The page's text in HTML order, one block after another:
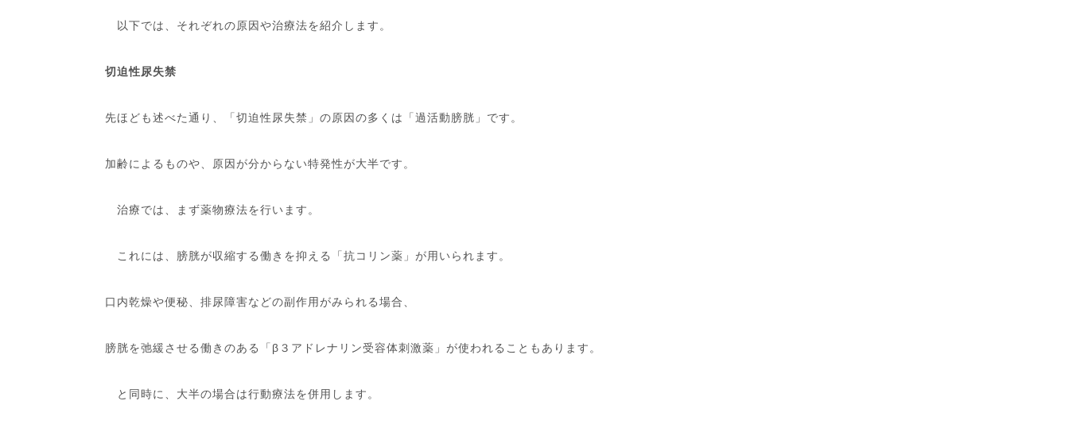
以下では、それぞれの原因や治療法を紹介します。
切迫性尿失禁
先ほども述べた通り、「切迫性尿失禁」の原因の多くは「過活動膀胱」です。
加齢によるものや、原因が分からない特発性が大半です。
治療では、まず薬物療法を行います。
これには、膀胱が収縮する働きを抑える「抗コリン薬」が用いられます。
口内乾燥や便秘、排尿障害などの副作用がみられる場合、
膀胱を弛緩させる働きのある「β３アドレナリン受容体刺激薬」が使われることもあります。
と同時に、大半の場合は行動療法を併用します。